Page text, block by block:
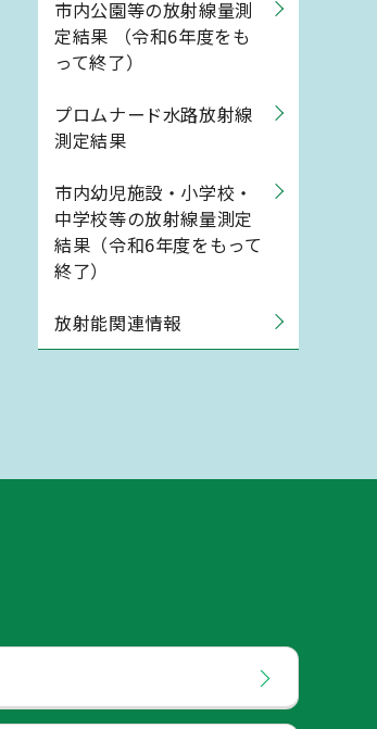
市内公園等の放射線量測
定結果 （令和6年度をも
って終了）
プロムナード水路放射線
測定結果
市内幼児施設・小学校・
中学校等の放射線量測定
結果（令和6年度をもって
終了）
放射能関連情報